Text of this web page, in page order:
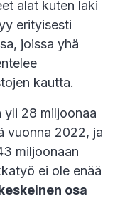
alat kuten laki
erityisesti
joissa yhä
kautta.
yli 28 miljoonaa
vuonna 2022, ja
miljoonaan
ei ole enää
osa